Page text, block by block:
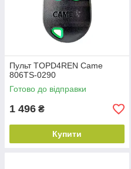
Пульт TOPD4REN Came
806TS-0290
Готово до відправки
1 496 ₴
Купити